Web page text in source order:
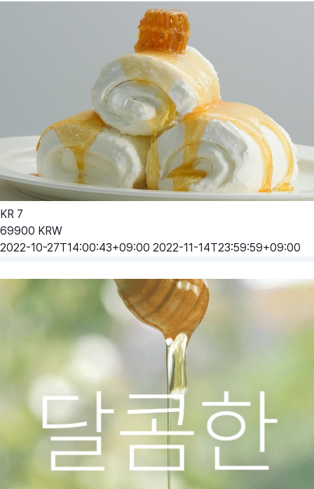
KR 7
69900 KRW
2022-10-27T14:00:43+09:00 2022-11-14T23:59:59+09:00